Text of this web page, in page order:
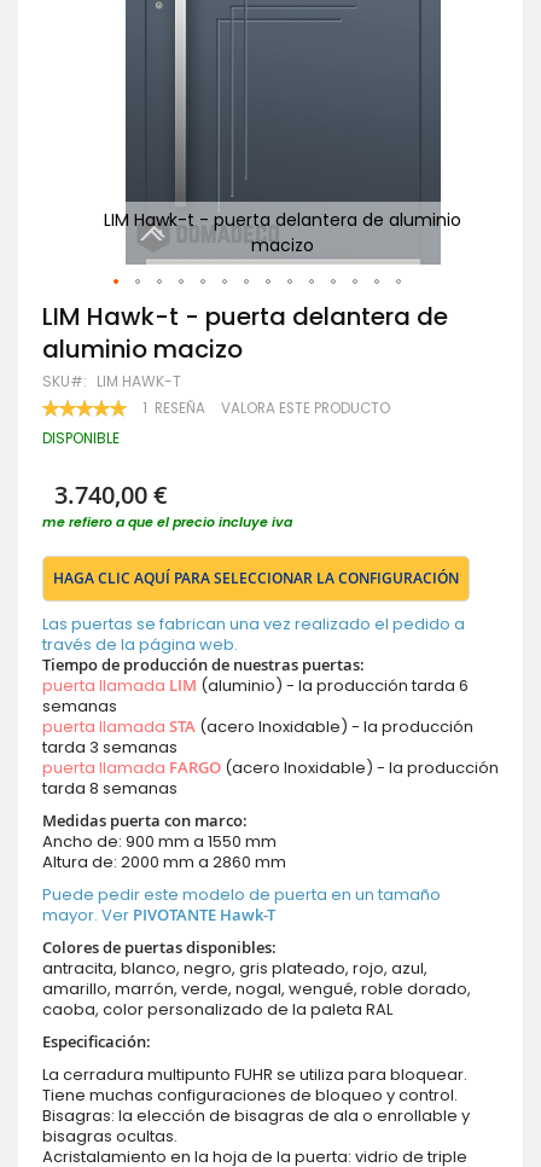
LIM Hawk-t - puerta delantera de aluminio
macizo
Saltar
al
comienzo
de
la
galería
de
LIM Hawk-t - puerta delantera de
aluminio macizo
SKU LIM HAWK-T
VALORACIÓN:
100 100
1 RESEÑA VALORA ESTE PRODUCTO
DISPONIBLE
3.740,00 €
me refiero a que el precio incluye iva
HAGA CLIC AQUÍ PARA SELECCIONAR LA CONFIGURACIÓN
Las puertas se fabrican una vez realizado el pedido a
través de la página web.
Tiempo de producción de nuestras puertas:
puerta llamada LIM (aluminio) - la producción tarda 6
semanas
puerta llamada STA (acero Inoxidable) - la producción
tarda 3 semanas
puerta llamada FARGO (acero Inoxidable) - la producción
tarda 8 semanas
Medidas puerta con marco:
Ancho de: 900 mm a 1550 mm
Altura de: 2000 mm a 2860 mm
Puede pedir este modelo de puerta en un tamaño
mayor. Ver PIVOTANTE Hawk-T
Colores de puertas disponibles:
antracita, blanco, negro, gris plateado, rojo, azul,
amarillo, marrón, verde, nogal, wengué, roble dorado,
caoba, color personalizado de la paleta RAL
Especificación:
La cerradura multipunto FUHR se utiliza para bloquear.
Tiene muchas configuraciones de bloqueo y control.
Bisagras: la elección de bisagras de ala o enrollable y
bisagras ocultas.
Acristalamiento en la hoja de la puerta: vidrio de triple